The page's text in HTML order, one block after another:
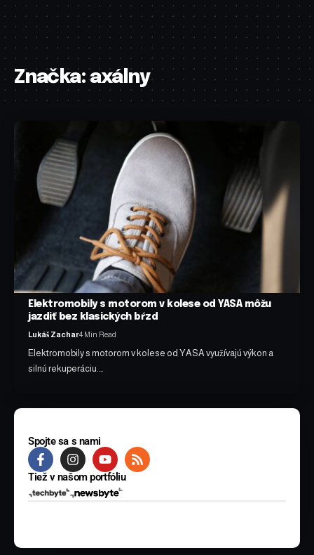
Značka:axálny
Elektromobily s motorom v kolese od YASA môžu
jazdiť bez klasických bŕzd
Lukáš Zachar4 Min Read
Elektromobily s motorom v kolese od YASA využívajú výkon a
silnú rekuperáciu.…
Spojte sa s nami
Tiež v našom portfóliu